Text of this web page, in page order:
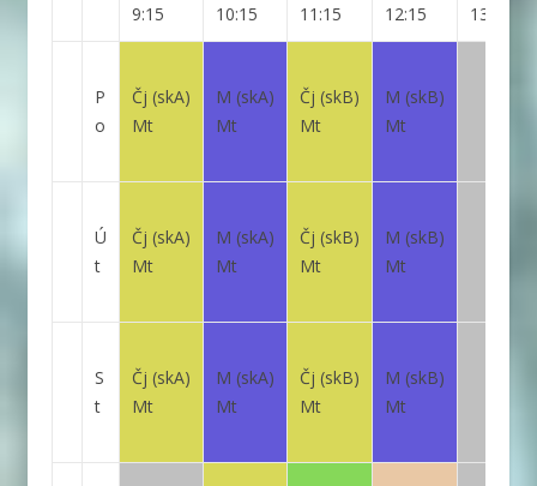
9:15
10:15
11:15
12:15
13:15
P
o
Čj (skA)
Mt
M (skA)
Mt
Čj (skB)
Mt
M (skB)
Mt
Ú
t
Čj (skA)
Mt
M (skA)
Mt
Čj (skB)
Mt
M (skB)
Mt
S
t
Čj (skA)
Mt
M (skA)
Mt
Čj (skB)
Mt
M (skB)
Mt